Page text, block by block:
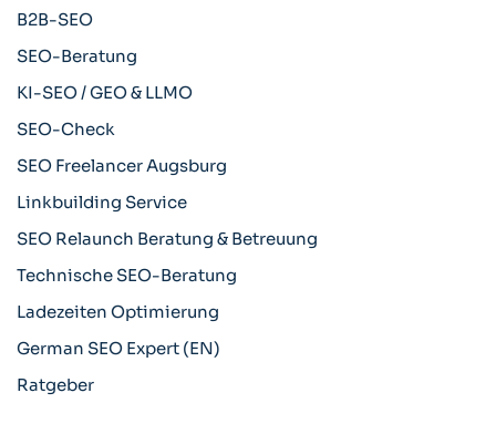
B2B-SEO
SEO-Beratung
KI-SEO / GEO & LLMO​
SEO-Check
SEO Freelancer Augsburg
Linkbuilding Service
SEO Relaunch Beratung & Betreuung
Technische SEO-Beratung
Ladezeiten Optimierung
German SEO Expert (EN)
Ratgeber